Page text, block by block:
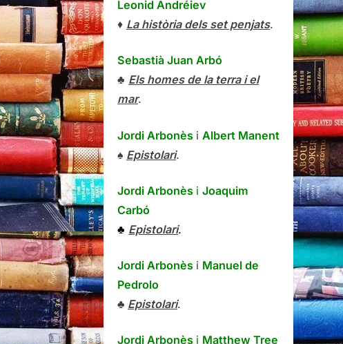
Leonid Andréiev
♦ La història dels set penjats.
Sebastià Juan Arbó
♣ Els homes de la terra i el
mar.
Jordi Arbonès i Albert Manent
♠ Epistolari.
Jordi Arbonès i Joaquim
Carbó
♣ Epistolari.
Jordi Arbonès i Manuel de
Pedrolo
♣ Epistolari.
Jordi Arbonès i Matthew Tree